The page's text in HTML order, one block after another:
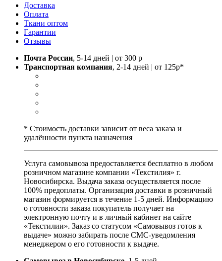
Доставка
Оплата
Ткани оптом
Гарантии
Отзывы
Почта России, 5-14 дней | от 300 р
Транспортная компания, 2-14 дней | от 125р*
* Стоимость доставки зависит от веса заказа и
удалённости пункта назначения
Услуга самовывоза предоставляется бесплатно в любом
розничном магазине компании «Текстилия» г.
Новосибирска. Выдача заказа осуществляется после
100% предоплаты. Организация доставки в розничный
магазин формируется в течение 1-5 дней. Информацию
о готовности заказа покупатель получает на
электронную почту и в личный кабинет на сайте
«Текстилии». Заказ со статусом «Самовывоз готов к
выдаче» можно забирать после СМС-уведомления
менеджером о его готовности к выдаче.